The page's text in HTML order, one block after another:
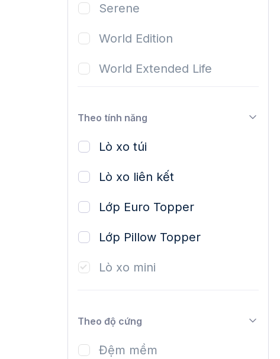
Serene
World Edition
World Extended Life
Theo tính năng
Lò xo túi
Lò xo liên kết
Lớp Euro Topper
Lớp Pillow Topper
Lò xo mini
Theo độ cứng
Đệm mềm